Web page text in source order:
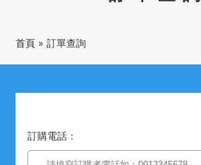
首頁 »訂單查詢
訂購電話：